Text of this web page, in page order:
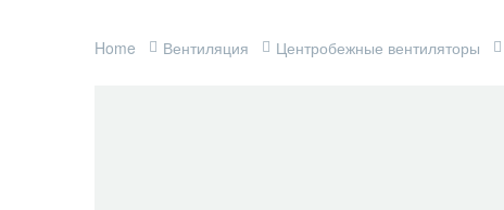
Home Вентиляция Центробежные вентиляторы